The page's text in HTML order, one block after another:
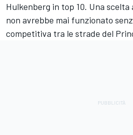
Hulkenberg in top 10. Una scelta
non avrebbe mai funzionato
competitiva tra le strade del